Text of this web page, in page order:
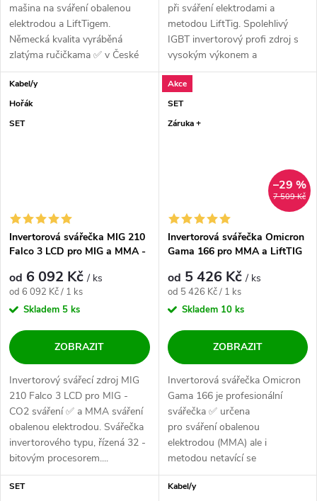
mašina na sváření obalenou
elektrodou a LiftTigem.
Německá kvalita vyráběná
zlatýma ručičkama ✅ v České
Republice....
při sváření elektrodami a
metodou LiftTig. Spolehlivý
IGBT invertorový profi zdroj s
vysokým výkonem a
zatěžovateli,...
Kabel/y
Hořák
SET
Invertorová svářečka MIG 210
Falco 3 LCD pro MIG a MMA -
od 6 092 Kč/ ks
Měrná cena:
od 6 092 Kč / 1 ks
Skladem 5 ks
ZOBRAZIT
Invertorový svářecí zdroj MIG
210 Falco 3 LCD pro MIG -
CO2 sváření ✅ a MMA sváření
obalenou elektrodou. Svářečka
invertorového typu, řízená 32 -
bitovým procesorem....
Akce
SET
Záruka +
7 509 Kč
–29 %
Invertorová svářečka Omicron
Gama 166 pro MMA a LiftTIG
od 5 426 Kč/ ks
Měrná cena:
od 5 426 Kč / 1 ks
Skladem 10 ks
ZOBRAZIT
Invertorová svářečka Omicron
Gama 166 je profesionální
svářečka ✅ určena
pro sváření obalenou
elektrodou (MMA) ale i
metodou netavící se
wolframové elektrody (LiftTIG).
Malý,...
SET
Kabel/y